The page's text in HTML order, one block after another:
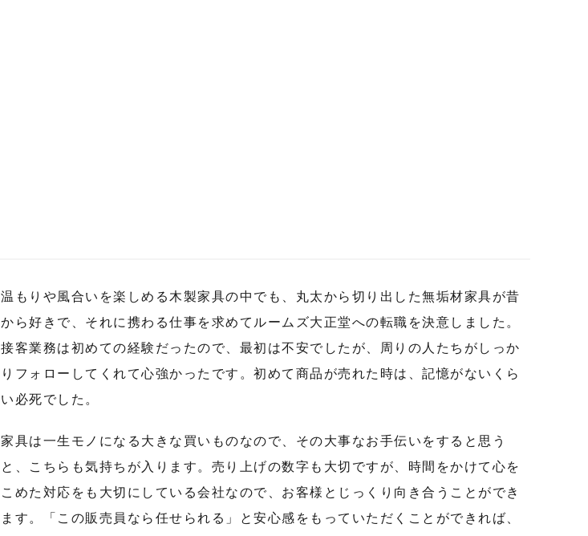
温もりや風合いを楽しめる木製家具の中でも、丸太から切り出した無垢材家具が昔
から好きで、それに携わる仕事を求めてルームズ大正堂への転職を決意しました。
接客業務は初めての経験だったので、最初は不安でしたが、周りの人たちがしっか
りフォローしてくれて心強かったです。初めて商品が売れた時は、記憶がないくら
い必死でした。
家具は一生モノになる大きな買いものなので、その大事なお手伝いをすると思う
と、こちらも気持ちが入ります。売り上げの数字も大切ですが、時間をかけて心を
こめた対応をも大切にしている会社なので、お客様とじっくり向き合うことができ
ます。「この販売員なら任せられる」と安心感をもっていただくことができれば、